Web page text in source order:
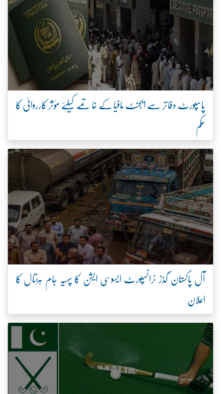
پاسپورٹ دفاتر سے ایجنٹ مافیا کے خاتمے کیلئے مؤثر کارروائی کا
حکم
آل پاکستان گڈز ٹرانسپورٹ ایسوسی ایشن کا پہیہ جام ہڑتال کا
اعلان